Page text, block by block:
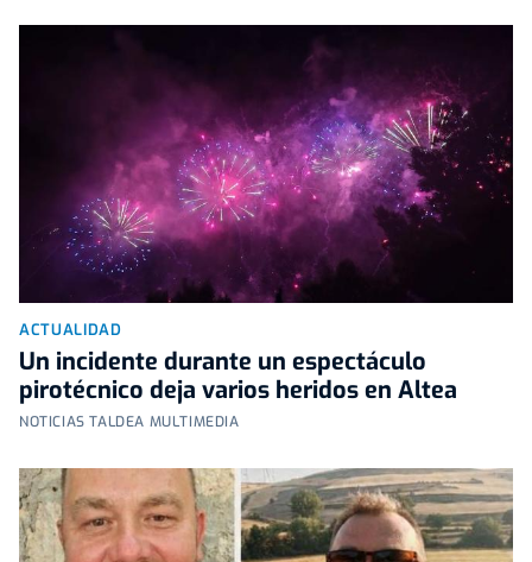
ACTUALIDAD
Un incidente durante un espectáculo
pirotécnico deja varios heridos en Altea
NOTICIAS TALDEA MULTIMEDIA